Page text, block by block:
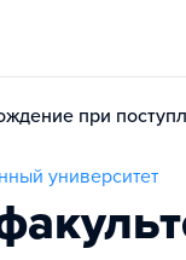
при
университет